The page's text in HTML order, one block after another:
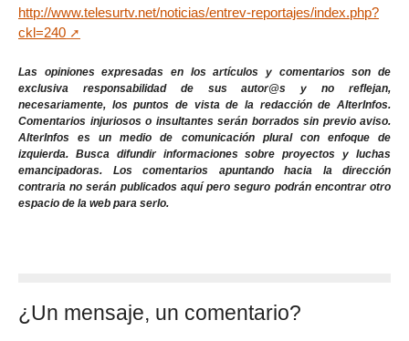
http://www.telesurtv.net/noticias/entrev-reportajes/index.php?
ckl=240
Las opiniones expresadas en los artículos y comentarios son de
exclusiva responsabilidad de sus autor@s y no reflejan,
necesariamente, los puntos de vista de la redacción de AlterInfos.
Comentarios injuriosos o insultantes serán borrados sin previo aviso.
AlterInfos es un medio de comunicación plural con enfoque de
izquierda. Busca difundir informaciones sobre proyectos y luchas
emancipadoras. Los comentarios apuntando hacia la dirección
contraria no serán publicados aquí pero seguro podrán encontrar otro
espacio de la web para serlo.
¿Un mensaje, un comentario?